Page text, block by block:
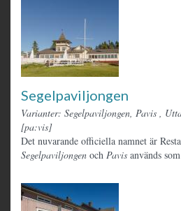
Segelpaviljongen
Varianter: Segelpaviljongen, Pavis ,
[pa:vis]
Det nuvarande officiella namnet är
Segelpaviljongen och Pavis används